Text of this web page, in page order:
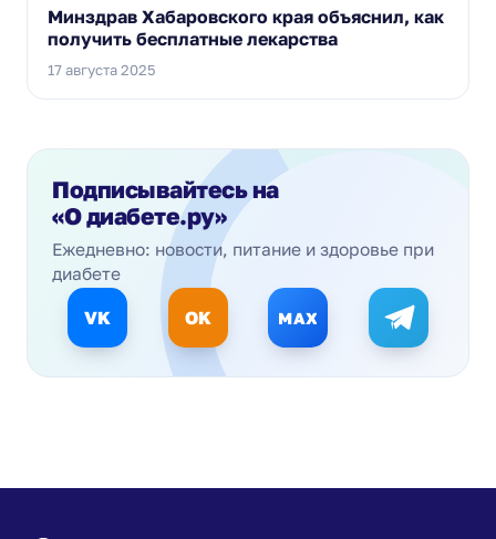
Минздрав Хабаровского края объяснил, как
получить бесплатные лекарства
17 августа 2025
Подписывайтесь на
«О диабете.ру»
Ежедневно: новости, питание и здоровье при
диабете
VK OK MAX